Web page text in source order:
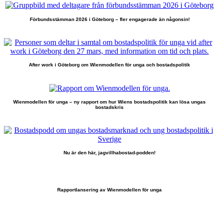
Förbundsstämman 2026 i Göteborg – fler engagerade än någonsin!
After work i Göteborg om Wienmodellen för unga och bostadspolitik
Wienmodellen för unga – ny rapport om hur Wiens bostadspolitik kan lösa ungas
bostadskris
Nu är den här, jagvillhabostad-podden!
Rapportlansering av Wienmodellen för unga